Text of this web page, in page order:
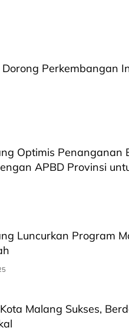
Perkembangan
Optimis Penanganan
APBD Provinsi
Luncurkan Program
Malang Sukses,